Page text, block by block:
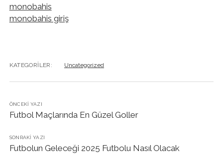
monobahis
monobahis giriş
KATEGORILER: Uncategorized
ÖNCEKI YAZI
Futbol Maçlarında En Güzel Goller
SONRAKI YAZI
Futbolun Geleceği 2025 Futbolu Nasıl Olacak